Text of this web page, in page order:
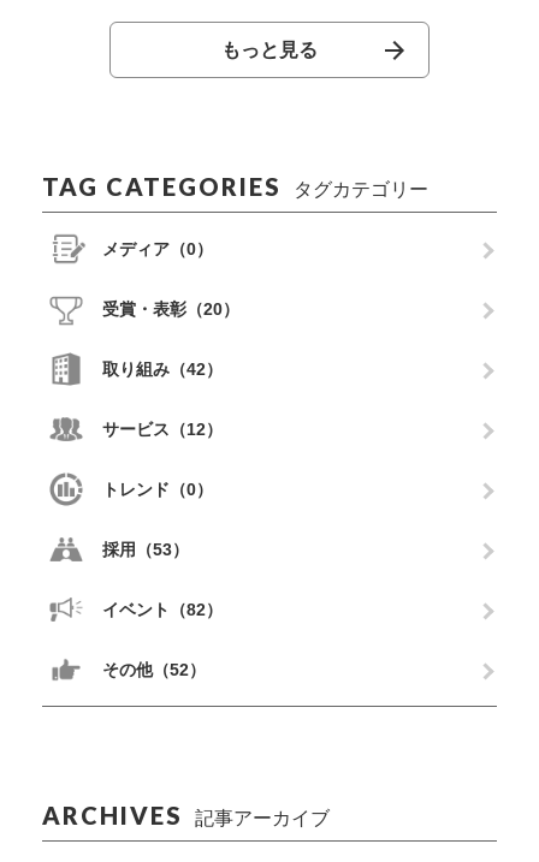
もっと見る
TAG CATEGORIES タグカテゴリー
メディア（0）
受賞・表彰（20）
取り組み（42）
サービス（12）
トレンド（0）
採用（53）
イベント（82）
その他（52）
ARCHIVES 記事アーカイブ